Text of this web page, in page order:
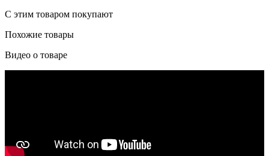
С этим товаром покупают
Похожие товары
Видео о товаре